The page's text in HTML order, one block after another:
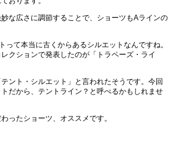
な広さに調節することで、ショーツもAラインの
って本当に古くからあるシルエットなんですね。
クションで発表したのが「トラペーズ・ライ
ント・シルエット」と言われたそうです。今回
だから、テントライン？と呼べるかもしれませ
ったショーツ、オススメです。